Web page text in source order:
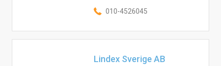
010-4526045
Lindex Sverige AB